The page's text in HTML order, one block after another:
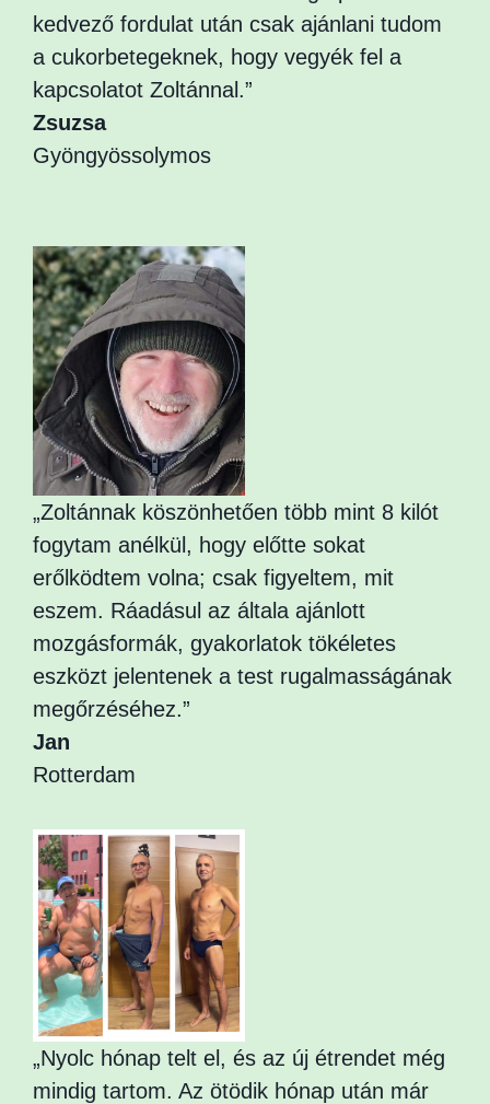
kedvező fordulat után csak ajánlani tudom
a cukorbetegeknek, hogy vegyék fel a
kapcsolatot Zoltánnal.”
Zsuzsa
Gyöngyössolymos
„Zoltánnak köszönhetően több mint 8 kilót
fogytam anélkül, hogy előtte sokat
erőlködtem volna; csak figyeltem, mit
eszem. Ráadásul az általa ajánlott
mozgásformák, gyakorlatok tökéletes
eszközt jelentenek a test rugalmasságának
megőrzéséhez.”
Jan
Rotterdam
„Nyolc hónap telt el, és az új étrendet még
mindig tartom. Az ötödik hónap után már